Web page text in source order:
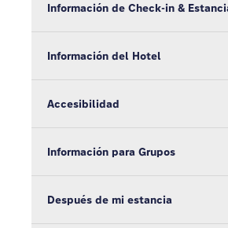
Información de Check-in &
Información del Hotel
Accesibilidad
Información para Grupos
Después de mi estancia